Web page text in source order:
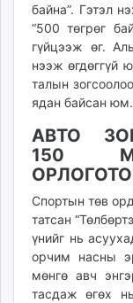
байна”. Гэтэл
“500 төгрөг
гүйцээж өг.
нээж өгдөггүй
талын
ядан байсан юм.
АВТО
150
Спортын төв
татсан
үнийг нь
орчим насны
мөнгө авч
тасдаж өгөх